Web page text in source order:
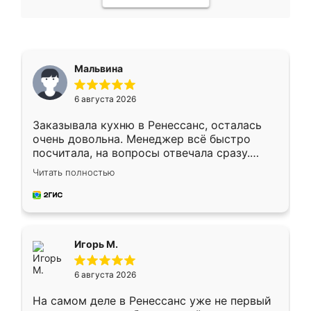
Мальвина
6 августа 2026
Заказывала кухню в Ренессанс, осталась
очень довольна. Менеджер всё быстро
посчитала, на вопросы отвечала сразу.
Замерщик приехал в субботу, подошёл к
делу со всей ответственностью. Собрали
за день, ребята работали аккуратно, даже
Читать полностью
Игорь М.
6 августа 2026
На самом деле в Ренессанс уже не первый